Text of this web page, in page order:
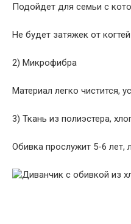
Подойдет для семьи с
Не будет затяжек от
2) Микрофибра
Материал легко чистится,
3) Ткань из полиэстера,
Обивка прослужит 5-6 лет,